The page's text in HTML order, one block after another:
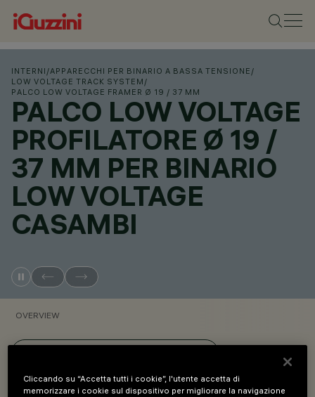
INTERNI /APPARECCHI PER BINARIO A BASSA TENSIONE /
LOW VOLTAGE TRACK SYSTEM /
PALCO LOW VOLTAGE FRAMER Ø 19 / 37 MM
PALCO LOW VOLTAGE
PROFILATORE Ø 19 /
37 MM PER BINARIO
LOW VOLTAGE
CASAMBI
OVERVIEW
Cliccando su “Accetta tutti i cookie”, l'utente accetta di
memorizzare i cookie sul dispositivo per migliorare la navigazione